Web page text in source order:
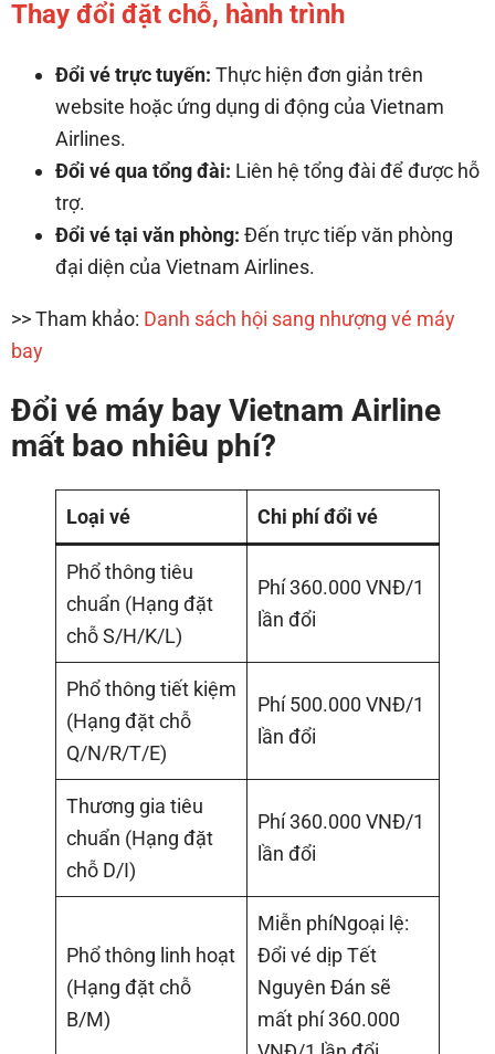
Thay đổi đặt chỗ, hành trình
Đổi vé trực tuyến: Thực hiện đơn giản trên
website hoặc ứng dụng di động của Vietnam
Airlines.
Đổi vé qua tổng đài: Liên hệ tổng đài để được hỗ
trợ.
Đổi vé tại văn phòng: Đến trực tiếp văn phòng
đại diện của Vietnam Airlines.
>> Tham khảo: Danh sách hội sang nhượng vé máy
bay
Đổi vé máy bay Vietnam Airline
mất bao nhiêu phí?
Loại vé Chi phí đổi vé
Phổ thông tiêu
chuẩn (Hạng đặt
chỗ S/H/K/L)
Phí 360.000 VNĐ/1
lần đổi
Phổ thông tiết kiệm
(Hạng đặt chỗ
Q/N/R/T/E)
Phí 500.000 VNĐ/1
lần đổi
Thương gia tiêu
chuẩn (Hạng đặt
chỗ D/I)
Phí 360.000 VNĐ/1
lần đổi
Phổ thông linh hoạt
(Hạng đặt chỗ
B/M)
Miễn phíNgoại lệ:
Đổi vé dịp Tết
Nguyên Đán sẽ
mất phí 360.000